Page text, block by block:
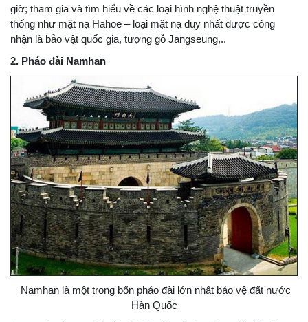
giờ; tham gia và tìm hiểu về các loại hình nghệ thuật truyền
thống như mặt nạ Hahoe – loại mặt nạ duy nhất được công
nhận là bảo vật quốc gia, tượng gỗ Jangseung,..
2. Pháo đài Namhan
Namhan là một trong bốn pháo đài lớn nhất bảo vệ đất nước
Hàn Quốc